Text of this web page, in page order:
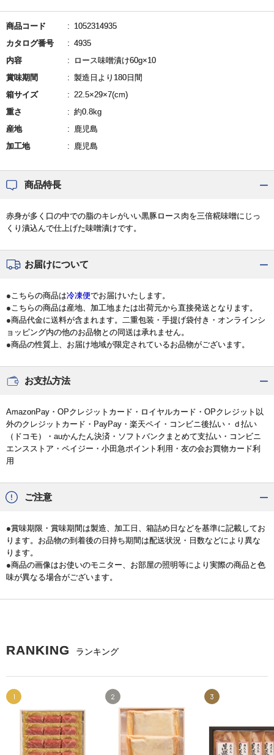
商品コード
1052314935
カタログ番号
4935
内容
ロース味噌漬け60g×10
賞味期間
製造日より180日間
箱サイズ
22.5×29×7(cm)
重さ
約0.8kg
産地
鹿児島
加工地
鹿児島
商品特長
赤身が多く口の中での脂のキレがいい黒豚ロース肉を三倍糀味噌にじっ
くり漬込んで仕上げた味噌漬けです。
お届けについて
●こちらの商品は冷凍便でお届けいたします。
●こちらの商品は産地、加工地または出荷元から直接発送となります。
●商品代金に送料が含まれます。二重包装・手提げ袋付き・オンラインシ
ョッピング内の他のお品物との同送は承れません。
●商品の性質上、お届け地域が限定されているお品物がございます。
お支払方法
AmazonPay・OPクレジットカード・ロイヤルカード・OPクレジット以
外のクレジットカード・PayPay・楽天ペイ・コンビニ後払い・ｄ払い
（ドコモ）・auかんたん決済・ソフトバンクまとめて支払い・コンビニ
エンスストア・ペイジー・小田急ポイント利用・友の会お買物カード利
用
ご注意
●賞味期限・賞味期間は製造、加工日、箱詰め日などを基準に記載してお
ります。お品物の到着後の日持ち期間は配送状況・日数などにより異な
ります。
●商品の画像はお使いのモニター、お部屋の照明等により実際の商品と色
味が異なる場合がございます。
RANKING ランキング
1 2 3